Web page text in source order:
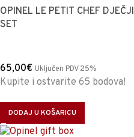
OPINEL LE PETIT CHEF DJEČJI
SET
65,00€ Uključen PDV 25%
Kupite i ostvarite 65 bodova!
DODAJ U KOŠARICU